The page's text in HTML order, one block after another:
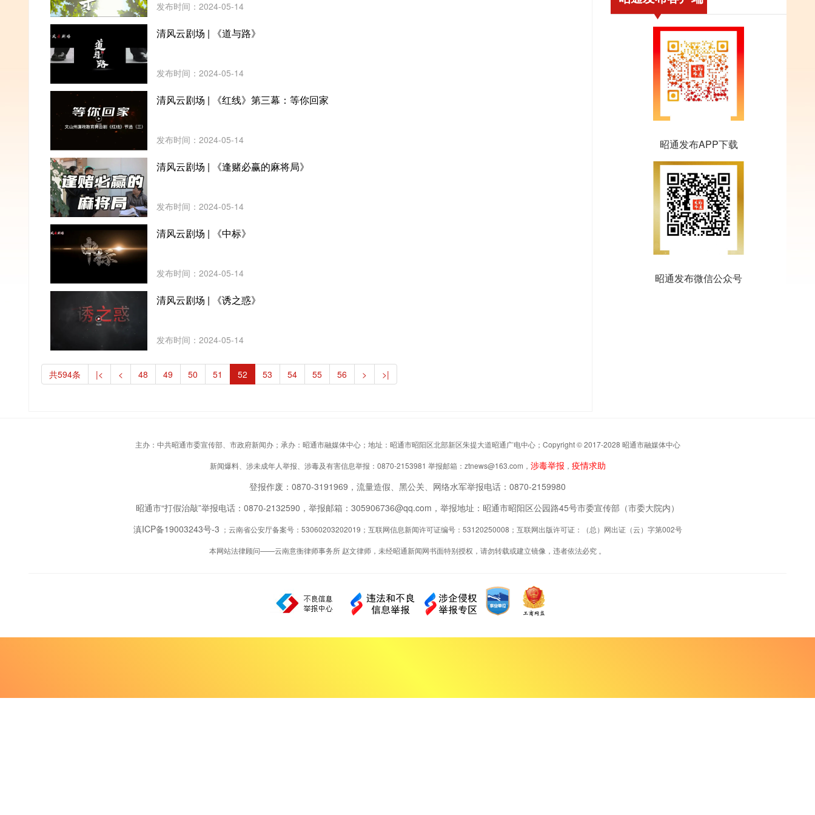
发布时间：2024-05-14
清风云剧场 | 《道与路》
发布时间：2024-05-14
清风云剧场 | 《红线》第三幕：等你回家
发布时间：2024-05-14
清风云剧场 | 《逢赌必赢的麻将局》
发布时间：2024-05-14
清风云剧场 | 《中标》
发布时间：2024-05-14
清风云剧场 | 《诱之惑》
发布时间：2024-05-14
共594条 |< < 48 49 50 51 52 53 54 55 56 > >|
昭通发布APP下载
昭通发布微信公众号
主办：中共昭通市委宣传部、市政府新闻办；承办：昭通市融媒体中心；地址：昭通市昭阳区北部新区朱提大道昭通广电中心；Copyright © 2017-2028 昭通市融媒体中心
新闻爆料、涉未成年人举报、涉毒及有害信息举报：0870-2153981 举报邮箱：ztnews@163.com， 涉毒举报 ， 疫情求助
登报作废：0870-3191969，流量造假、黑公关、网络水军举报电话：0870-2159980
昭通市“打假治敲”举报电话：0870-2132590，举报邮箱：305906736@qq.com，举报地址：昭通市昭阳区公园路45号市委宣传部（市委大院内）
滇ICP备19003243号-3 ；云南省公安厅备案号：53060203202019；互联网信息新闻许可证编号：53120250008；互联网出版许可证：（总）网出证（云）字第002号
本网站法律顾问——云南意衡律师事务所 赵文律师，未经昭通新闻网书面特别授权，请勿转载或建立镜像，违者依法必究 。